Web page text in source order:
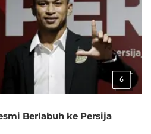
6
Berlabuh ke Persija